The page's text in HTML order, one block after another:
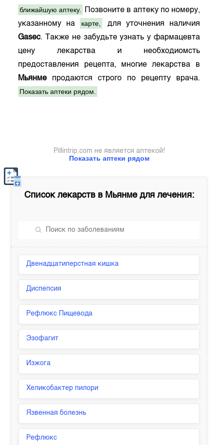
ближайшую аптеку.
Позвоните в аптеку по номеру,
указанному на
карте,
для уточнения наличия
Gasec. Также не забудьте узнать у фармацевта
цену лекарства и необходиомсть
предоставления рецепта, многие лекарства в
Мьянме продаются строго по рецепту врача.
Показать аптеки рядом.
Показать аптеки рядом
Pillintrip.com не является аптекой!
Список лекарств в Мьянмедля лечения:
Двенадцатиперстная кишка
Диспепсия
Рефлюкс Пищевода
Эзофагит
Изжога
Хеликобактер пилори
Язвенная болезнь
Рефлюкс